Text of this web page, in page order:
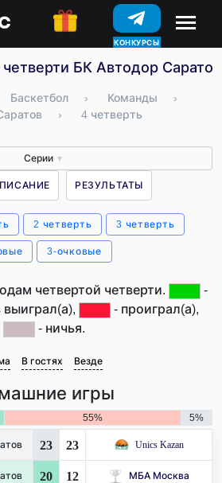
КОНКУРСЫ
четверти БК Автодор
Баскетбол › Команды
›
› 4 четверть
Серии ▼
РЕЗУЛЬТАТЫ
2 четверть 3 четверть
3-очковые
четвертой четверти.
-
- проиграл(а),
- ничья.
В гостях Везде
игры
55% 5%
23 23 Unics Kazan
20 12 МБА Москва